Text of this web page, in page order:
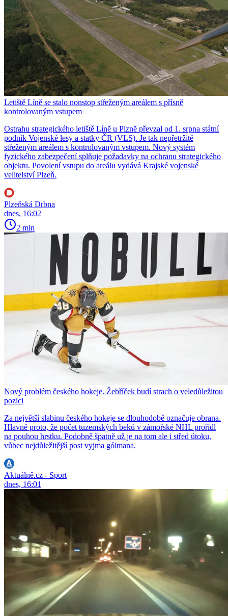
Letiště Líně se stalo nonstop střeženým areálem s přísně
kontrolovaným vstupem
Ostrahu strategického letiště Líně u Plzně převzal od 1. srpna státní
podnik Vojenské lesy a statky ČR (VLS). Je tak nepřetržitě
střeženým areálem s kontrolovaným vstupem. Nový systém
fyzického zabezpečení splňuje požadavky na ochranu strategického
objektu. Povolení vstupu do areálu vydává Krajské vojenské
velitelství Plzeň.
Plzeňská Drbna
dnes, 16:02
2 min
Nový problém českého hokeje. Žebříček budí strach o veledůležitou
pozici
Za největší slabinu českého hokeje se dlouhodobě označuje obrana.
Hlavně proto, že počet tuzemských beků v zámořské NHL prořídl
na pouhou hrstku. Podobně špatně už je na tom ale i střed útoku,
vůbec nejdůležitější post vyjma gólmana.
Aktuálně.cz - Sport
dnes, 16:01